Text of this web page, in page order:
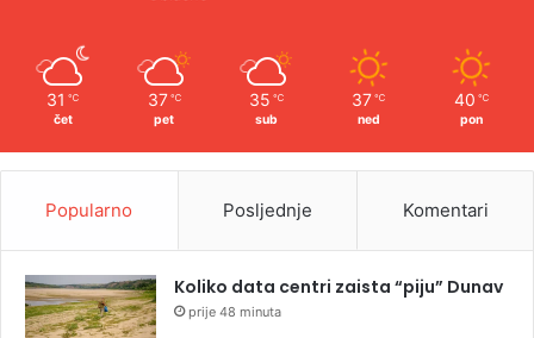
31 ℃
čet
37 ℃
pet
35 ℃
sub
37 ℃
ned
40 ℃
pon
Popularno Posljednje Komentari
Koliko data centri zaista “piju” Dunav
prije 48 minuta